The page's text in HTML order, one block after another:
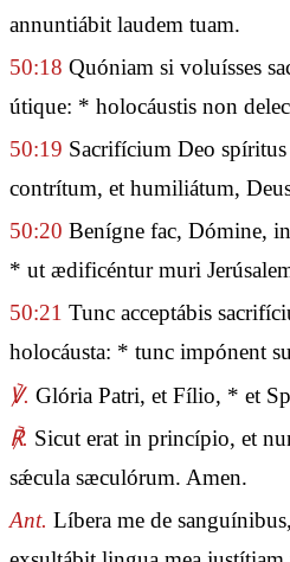
annuntiábit laudem tuam.
50:18 Quóniam si voluísses
útique: * holocáustis non
50:19 Sacrifícium Deo
contrítum, et humiliátum,
50:20 Benígne fac, Dómine,
* ut ædificéntur muri
50:21 Tunc acceptábis
holocáusta: * tunc impónent
℣. Glória Patri, et Fílio, * et
℟. Sicut erat in princípio, et
sǽcula sæculórum. Amen.
Ant. Líbera me de